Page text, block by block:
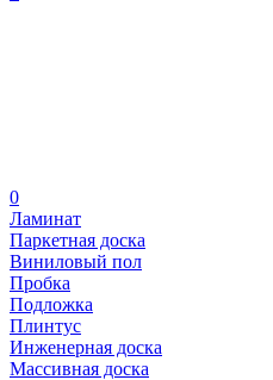
0
Ламинат
Паркетная доска
Виниловый пол
Пробка
Подложка
Плинтус
Инженерная доска
Массивная доска